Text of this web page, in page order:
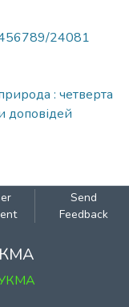
24081
: четверта
доповідей
Send
Feedback